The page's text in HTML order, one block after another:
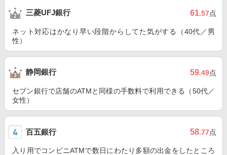
三菱UFJ銀行 61.57点
ネット対応はかなり早い段階からしてた気がする（40代／男
性）
静岡銀行 59.49点
セブン銀行で店舗のATMと同様の手数料で利用できる（50代／
女性）
百五銀行 58.77点
入り用でコンビニATMで数日にわたり多額の出金をしたところ